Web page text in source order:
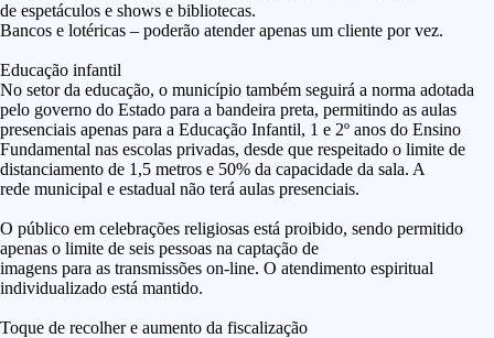
de espetáculos e shows e bibliotecas.
Bancos e lotéricas – poderão atender apenas um cliente por vez.
Educação infantil
No setor da educação, o município também seguirá a norma adotada
pelo governo do Estado para a bandeira preta, permitindo as aulas
presenciais apenas para a Educação Infantil, 1 e 2º anos do Ensino
Fundamental nas escolas privadas, desde que respeitado o limite de
distanciamento de 1,5 metros e 50% da capacidade da sala. A
rede municipal e estadual não terá aulas presenciais.
O público em celebrações religiosas está proibido, sendo permitido
apenas o limite de seis pessoas na captação de
imagens para as transmissões on-line. O atendimento espiritual
individualizado está mantido.
Toque de recolher e aumento da fiscalização